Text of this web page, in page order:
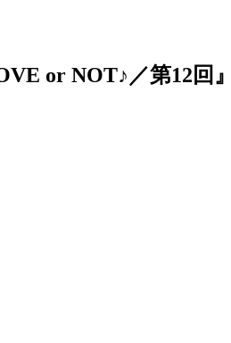
or NOT♪／第12回